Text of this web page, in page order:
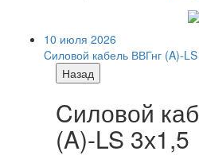
10 июля 2026
Cиловой кабель ВВГнг (A)-
Назад
Cиловой
(A)-LS 3х1,5